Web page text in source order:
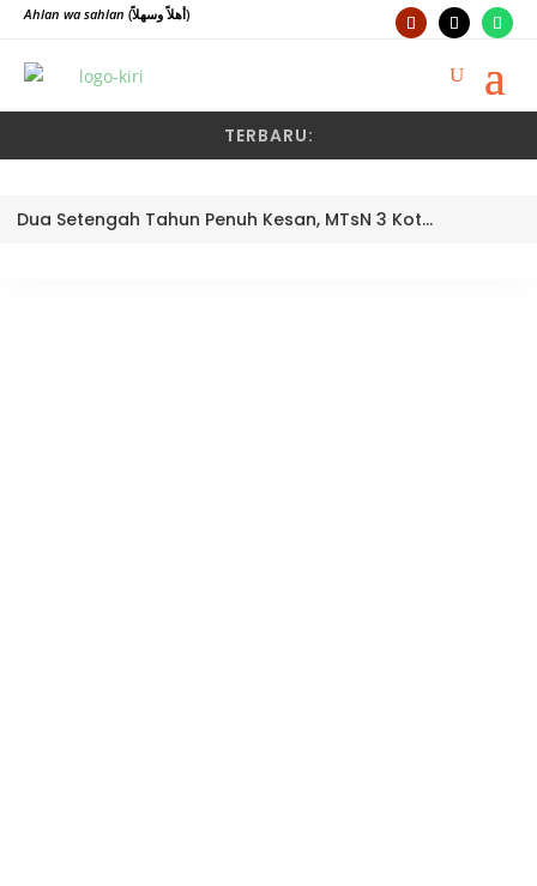
Ahlan wa sahlan (أهلاً وسهلاً)
TERBARU:
Dua Setengah Tahun Penuh Kesan, MTsN 3 Kota Padang Lepas Pengawas Pembina Dra. Nayusminar Nasrun